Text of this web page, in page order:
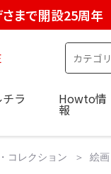
さまで開設25周年
ラ Howto情
報
コレクション 絵画